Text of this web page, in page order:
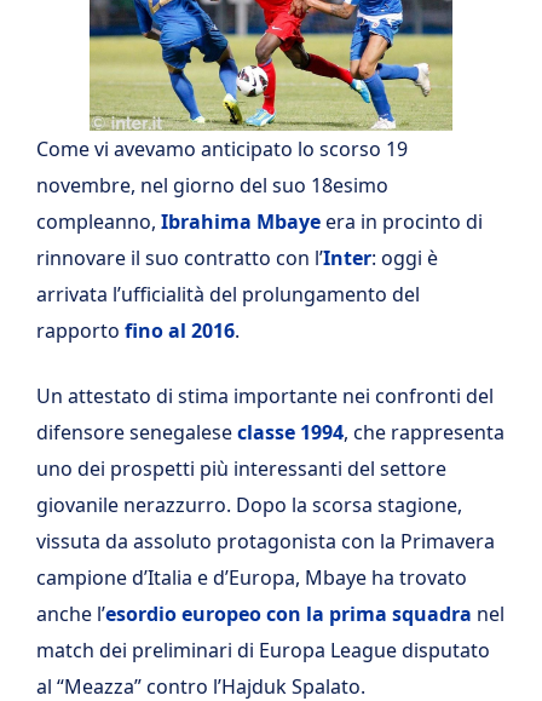
Come vi avevamo anticipato lo scorso 19
novembre, nel giorno del suo 18esimo
compleanno, Ibrahima Mbayeera in procinto di
rinnovare il suo contratto con l’Inter: oggi è
arrivata l’ufficialità del prolungamento del
rapporto fino al 2016.
Un attestato di stima importante nei confronti del
difensore senegaleseclasse 1994, che rappresenta
uno dei prospetti più interessanti del settore
giovanile nerazzurro. Dopo la scorsa stagione,
vissuta da assoluto protagonista con la Primavera
campione d’Italia e d’Europa, Mbaye ha trovato
anche l’esordio europeo con la prima squadra nel
match dei preliminari di Europa League disputato
al “Meazza” contro l’Hajduk Spalato.